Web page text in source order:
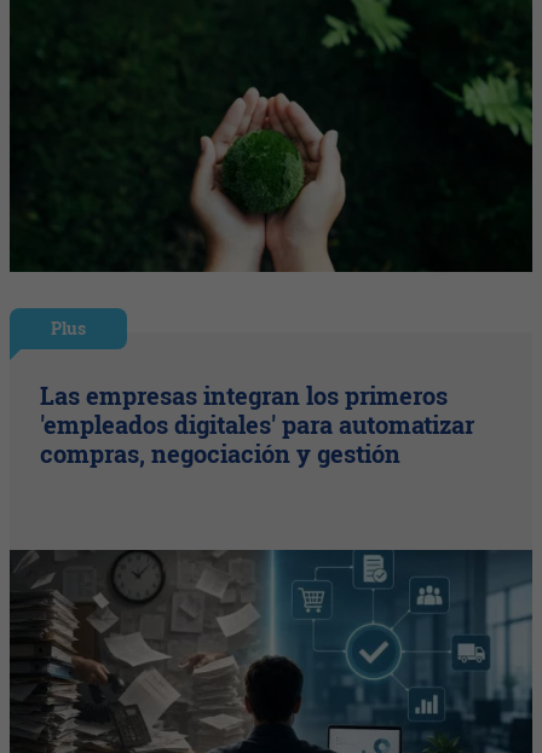
Plus
Las empresas integran los primeros
'empleados digitales' para automatizar
compras, negociación y gestión